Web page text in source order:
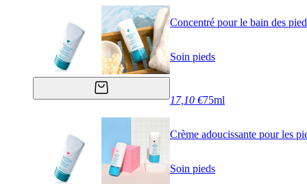
Concentré pour le bain des
Soin pieds
17,10 €75ml
Crème adoucissante pour les
Soin pieds